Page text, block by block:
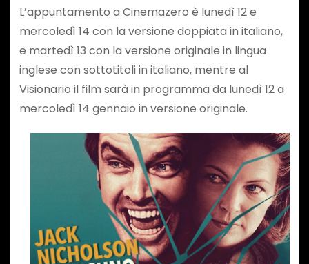
L’appuntamento a Cinemazero è lunedì 12 e
mercoledì 14 con la versione doppiata in italiano,
e martedì 13 con la versione originale in lingua
inglese con sottotitoli in italiano, mentre al
Visionario il film sarà in programma da lunedì 12 a
mercoledì 14 gennaio in versione originale.